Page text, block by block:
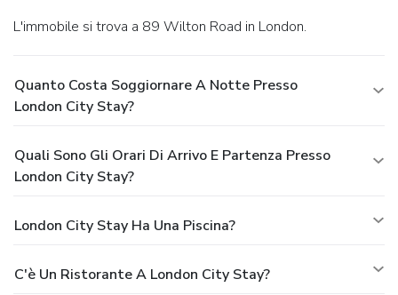
L'immobile si trova a 89 Wilton Road in London.
Quanto Costa Soggiornare A Notte Presso
London City Stay?
Quali Sono Gli Orari Di Arrivo E Partenza Presso
London City Stay?
London City Stay Ha Una Piscina?
C'è Un Ristorante A London City Stay?